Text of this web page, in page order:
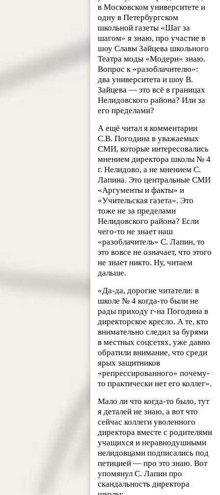
в Московском университете и
одну в Петербургском
школьной газеты «Шаг за
шагом» я знаю, про участие в
шоу Славы Зайцева школьного
Театра моды «Модерн» знаю.
Вопрос к «разоблачителю»:
два университета и шоу В.
Зайцева — это всё в границах
Нелидовского района? Или за
его пределами?
А ещё читал я комментарии
С.В. Погодина в уважаемых
СМИ, которые интересовались
мнением директора школы № 4
г. Нелидово, а не мнением С.
Лапина. Это центральные СМИ
«Аргументы и факты» и
«Учительская газета». Это
тоже не за пределами
Нелидовского района? Если
чего-то не знает наш
«разоблачитель» С. Лапин, то
это вовсе не означает, что этого
не знает никто. Ну, читаем
дальше.
«Да-да, дорогие читатели: в
школе № 4 когда-то были не
рады приходу г-на Погодина в
директорское кресло. А те, кто
внимательно следил за бурями
в местных соцсетях, уже давно
обратили внимание, что среди
ярых защитников
«репрессированного» почему-
то практически нет его коллег».
Мало ли что когда-то было, тут
я деталей не знаю, а вот что
сейчас коллеги уволенного
директора вместе с родителями
учащихся и неравнодушными
нелидовцами подписались под
петицией — про это знаю. Вот
упомянул С. Лапин про
скандальность директора